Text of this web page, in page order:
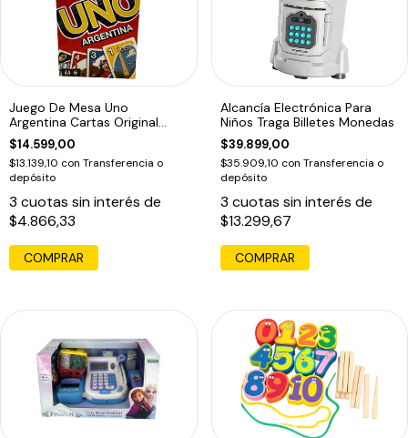
Juego De Mesa Uno
Argentina Cartas Original
Mattel
$14.599,00
$13.139,10 con Transferencia o
depósito
3 cuotas sin interés de
$4.866,33
Alcancía Electrónica Para
Niños Traga Billetes Monedas
$39.899,00
$35.909,10 con Transferencia o
depósito
3 cuotas sin interés de
$13.299,67
COMPRAR